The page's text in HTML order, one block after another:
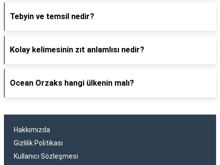
Tebyin ve temsil nedir?
Kolay kelimesinin zıt anlamlısı nedir?
Ocean Orzaks hangi ülkenin malı?
Hakkımızda
Gizlilik Politikası
Kullanıcı Sözleşmesi